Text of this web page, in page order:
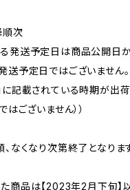
順次
発送予定日は商品公開日
送予定日ではございません
に記載されている時期が出
はございません））
なくなり次第終了となりま
商品は【2023年2月下旬】